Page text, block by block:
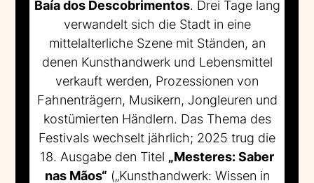
Baía dos Descobrimentos. Drei Tage lang
verwandelt sich die Stadt in eine
mittelalterliche Szene mit Ständen, an
denen Kunsthandwerk und Lebensmittel
verkauft werden, Prozessionen von
Fahnenträgern, Musikern, Jongleuren und
kostümierten Händlern. Das Thema des
Festivals wechselt jährlich; 2025 trug die
18. Ausgabe den Titel „Mesteres: Saber
nas Mãos“ („Kunsthandwerk: Wissen in